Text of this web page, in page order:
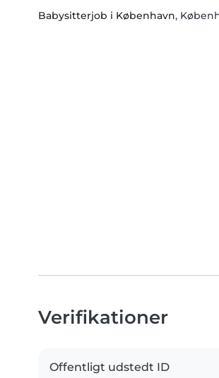
Babysitterjob i København,
Verifikationer
Offentligt udstedt ID